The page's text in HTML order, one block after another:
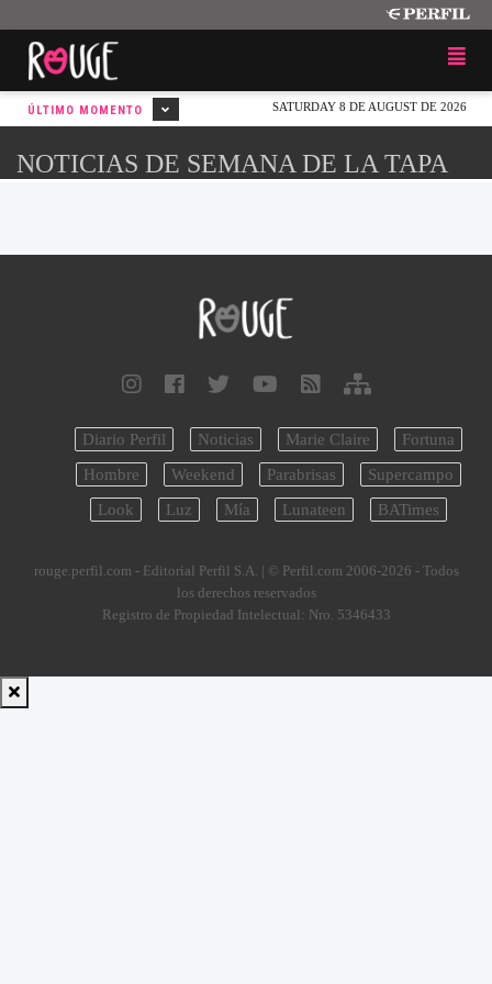
SATURDAY 8 DE AUGUST DE 2026
ÚLTIMO MOMENTO
NOTICIAS DE SEMANA DE LA TAPA
Diario Perfil Noticias Marie Claire
Fortuna
Hombre
Weekend Parabrisas
Supercampo
Look
Luz Mía Lunateen BATimes
rouge.perfil.com - Editorial Perfil S.A. | © Perfil.com 2006-2026 - Todos
los derechos reservados
Registro de Propiedad Intelectual: Nro. 5346433